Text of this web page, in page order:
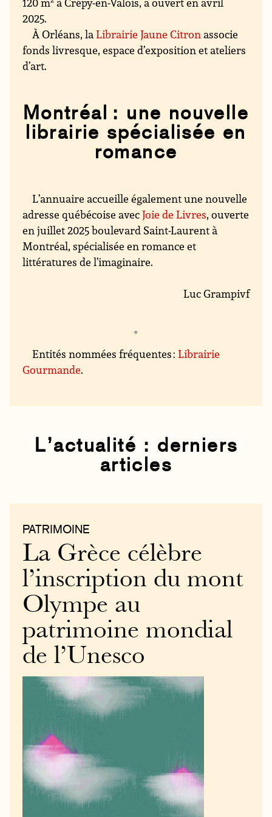
2025.
À Orléans, laLibrairie Jaune Citronassocie
fonds livresque, espace d’exposition et ateliers
d’art.
Montréal : une nouvelle
librairie spécialisée en
romance
L’annuaire accueille également une nouvelle
adresse québécoise avecJoie de Livres, ouverte
en juillet 2025 boulevard Saint-Laurent à
Montréal, spécialisée en romance et
littératures de l’imaginaire.
Luc Grampivf
Entités nommées fréquentes :Librairie
Gourmande.
L’actualité : derniers
articles
PATRIMOINE
La Grèce célèbre
l’inscription du mont
Olympe au
patrimoine mondial
de l’Unesco